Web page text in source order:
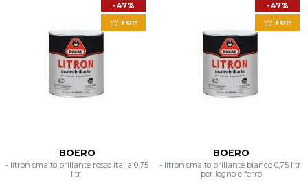
-47%
TOP
BOERO
- litron smalto brillante rosso italia 0,75
litri
-47%
TOP
BOERO
- litron smalto brillante bianco 0,75 litri
per legno e ferro